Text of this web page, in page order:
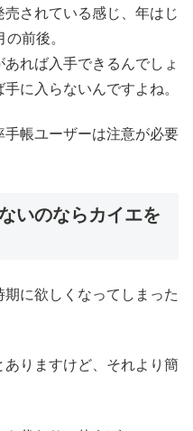
されている感じ、年はじ
前後。
れば入手できるんでしょ
に入らないんですよね。
手帳ユーザーは注意が必要
いのならカイエを
に欲しくなってしまった
りますけど、それより簡